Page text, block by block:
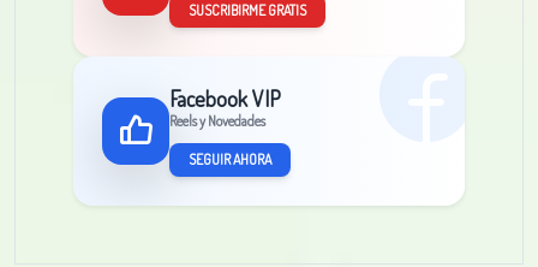
SUSCRIBIRME GRATIS
Facebook VIP
Reels y Novedades
SEGUIR AHORA